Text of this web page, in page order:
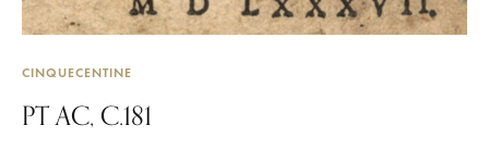
CINQUECENTINE
PT AC, C.181